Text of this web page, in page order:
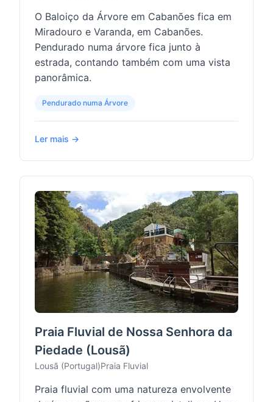
O Baloiço da Árvore em Cabanões fica em
Miradouro e Varanda, em Cabanões.
Pendurado numa árvore fica junto à
estrada, contando também com uma vista
panorâmica.
Pendurado numa Árvore
Ler mais →
Praia Fluvial de Nossa Senhora da
Piedade (Lousã)
Lousã (Portugal)Praia Fluvial
Praia fluvial com uma natureza envolvente